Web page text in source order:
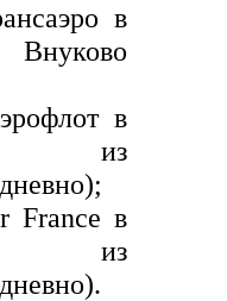
в
в
из
France в
из